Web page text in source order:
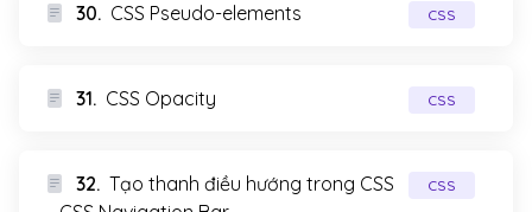
30. CSS Pseudo-elements CSS
31. CSS Opacity CSS
32. Tạo thanh điều hướng trong CSS
CSS